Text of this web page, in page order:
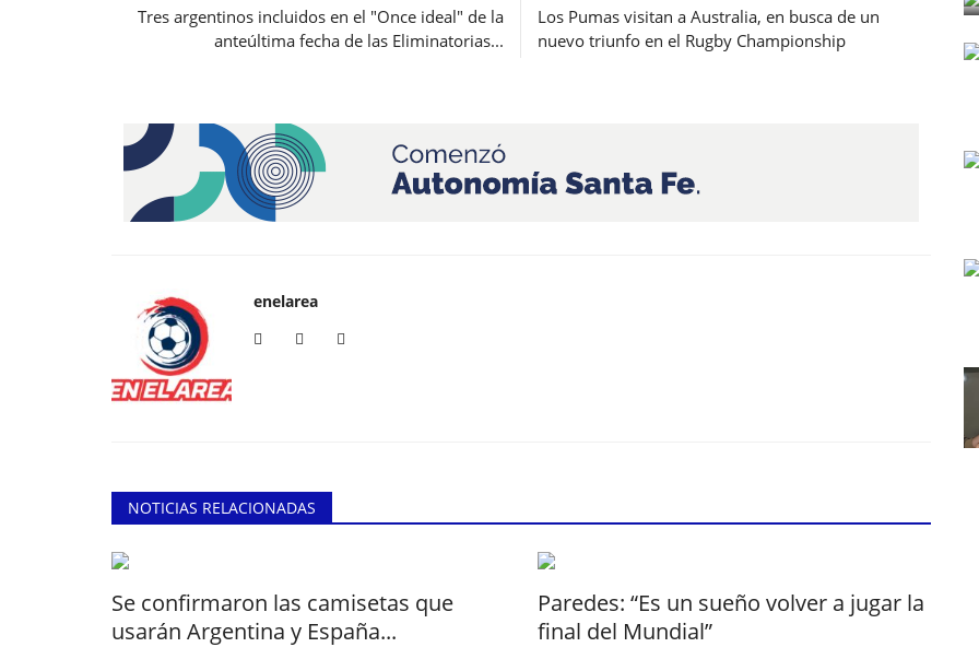
Tres argentinos incluidos en el "Once ideal" de la
anteúltima fecha de las Eliminatorias...
Los Pumas visitan a Australia, en busca de un
nuevo triunfo en el Rugby Championship
enelarea
NOTICIAS RELACIONADAS
Se confirmaron las camisetas que
usarán Argentina y España...
Paredes: “Es un sueño volver a jugar la
final del Mundial”